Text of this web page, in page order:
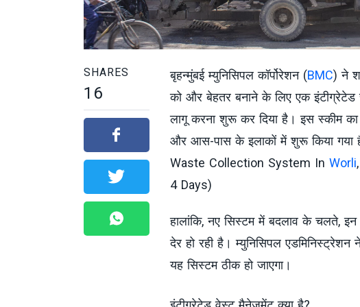
SHARES
16
बृहन्मुंबई म्युनिसिपल कॉर्पोरेशन (BMC) ने
को और बेहतर बनाने के लिए एक
लागू करना शुरू कर दिया है। इस स्कीम का
और आस-पास के इलाकों में शुरू किया गया
Waste Collection System In Worli,
4 Days)
हालांकि, नए सिस्टम में बदलाव के चलते,
देर हो रही है। म्युनिसिपल
यह सिस्टम ठीक हो जाएगा।